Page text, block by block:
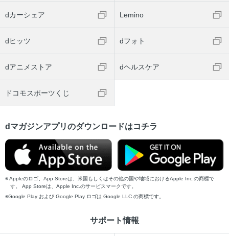
dカーシェア Lemino
dヒッツ dフォト
dアニメストア dヘルスケア
ドコモスポーツくじ
dマガジンアプリのダウンロードはコチラ
Appleのロゴ、App Storeは、米国もしくはその他の国や地域におけるApple Inc.の商標で
す。 App Storeは、Apple Inc.のサービスマークです。
Google Play および Google Play ロゴは Google LLC の商標です。
サポート情報